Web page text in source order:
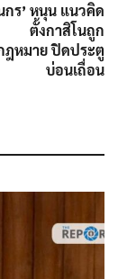
กร’ หนุน แนวคิด
ตั้งกาสิโนถูก
ฎหมาย ปิดประตู
บ่อนเถื่อน